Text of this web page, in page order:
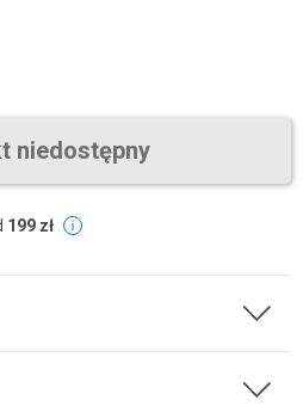
niedostępny
199 zł